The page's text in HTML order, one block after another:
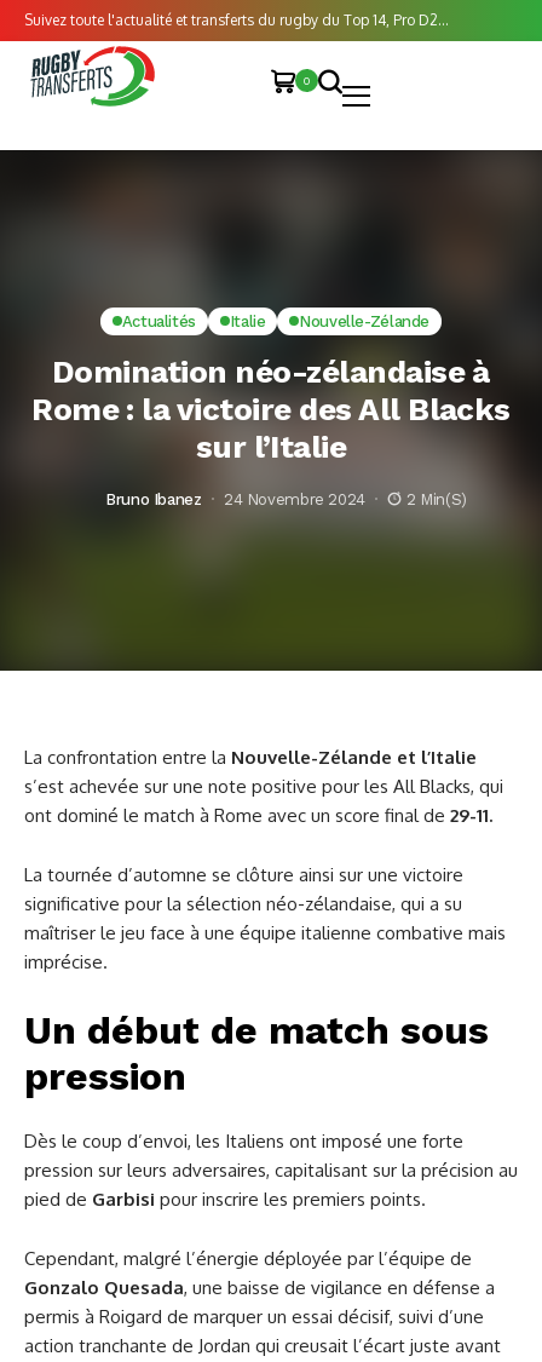
Suivez toute l'actualité et transferts du rugby du Top 14, Pro D2...
0
Actualités Italie Nouvelle-Zélande
Domination néo-zélandaise à
Rome : la victoire des All Blacks
sur l’Italie
Bruno Ibanez 24 Novembre 2024 2 Min(s)
La confrontation entre la Nouvelle-Zélande et l’Italie
s’est achevée sur une note positive pour les All Blacks, qui
ont dominé le match à Rome avec un score final de 29-11.
La tournée d’automne se clôture ainsi sur une victoire
significative pour la sélection néo-zélandaise, qui a su
maîtriser le jeu face à une équipe italienne combative mais
imprécise.
Un début de match sous
pression
Dès le coup d’envoi, les Italiens ont imposé une forte
pression sur leurs adversaires, capitalisant sur la précision au
pied de Garbisi pour inscrire les premiers points.
Cependant, malgré l’énergie déployée par l’équipe de
Gonzalo Quesada, une baisse de vigilance en défense a
permis à Roigard de marquer un essai décisif, suivi d’une
action tranchante de Jordan qui creusait l’écart juste avant